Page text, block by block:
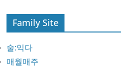
Family Site
술:익다
매월매주